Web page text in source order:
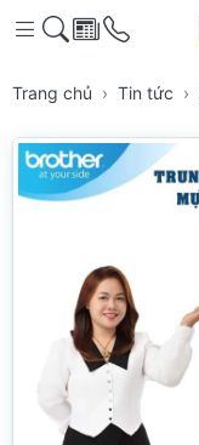
Trang chủ Tin tức